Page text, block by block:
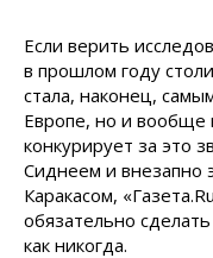
Если верить
в прошлом году
стала, наконец,
Европе, но и вообще
конкурирует за это
Сиднеем и внезапно
Каракасом,
обязательно
как никогда.